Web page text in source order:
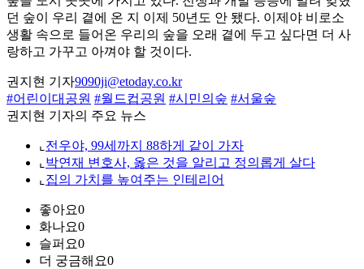
던 숲이 우리 곁에 온 지 이제 50년도 안 됐다. 이제야 비로소
생활 속으로 들어온 우리의 숲을 오래 곁에 두고 싶다면 더 사
랑하고 가꾸고 아껴야 할 것이다.
권지현 기자9090ji@etoday.co.kr
#어린이대공원 #월드컵공원 #시민의숲 #서울숲
권지현 기자의 주요 뉴스
⌞ 전우야, 99세까지 88하게 같이 가자
⌞ 박연재 변호사, 옳은 것을 알리고 정의롭게 살다
⌞ 집의 가치를 높여주는 인테리어
좋아요0
화나요0
슬퍼요0
더 궁금해요0